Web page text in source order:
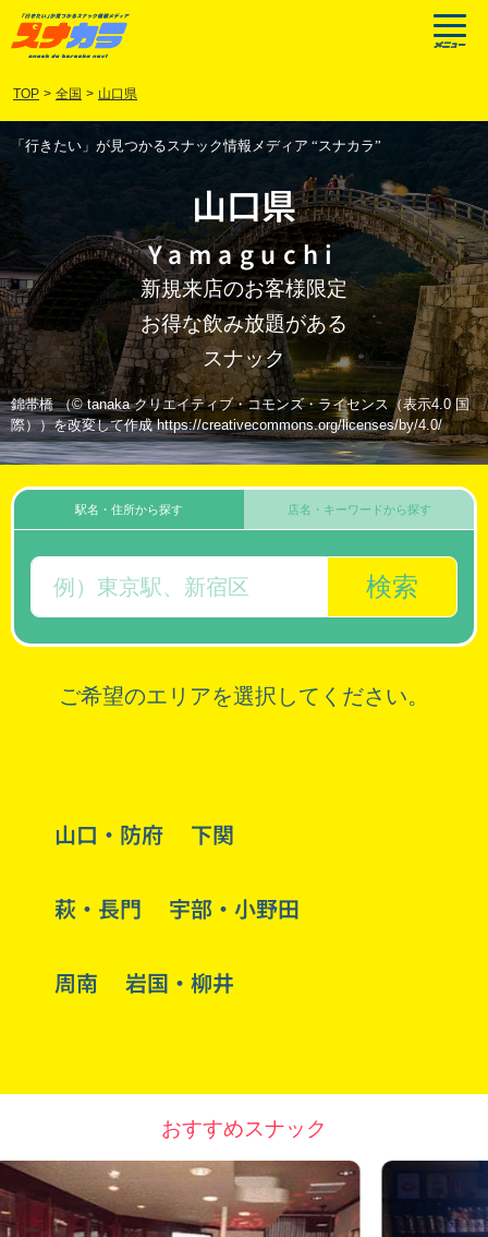
TOP > 全国 > 山口県
「行きたい」が見つかるスナック情報メディア “スナカラ”
山口県
Yamaguchi
新規来店のお客様限定
お得な飲み放題がある
スナック
錦帯橋 （© tanaka クリエイティブ・コモンズ・ライセンス（表示4.0 国
際））を改変して作成 https://creativecommons.org/licenses/by/4.0/
駅名・住所から探す
検索
店名・キーワードから探す
ご希望のエリアを選択してください。
山口・防府 下関
萩・長門 宇部・小野田
周南 岩国・柳井
おすすめスナック